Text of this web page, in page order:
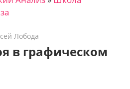
Лобода
в графическом